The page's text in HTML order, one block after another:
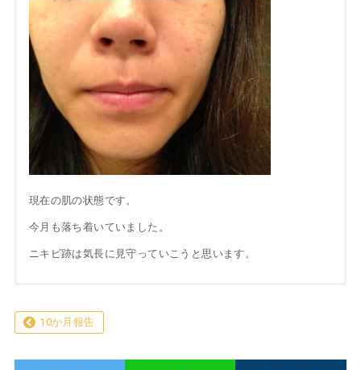
現在の肌の状態です。
今月も落ち着いていました。
ニキビ跡は気長に見守っていこうと思います。
10か月報告